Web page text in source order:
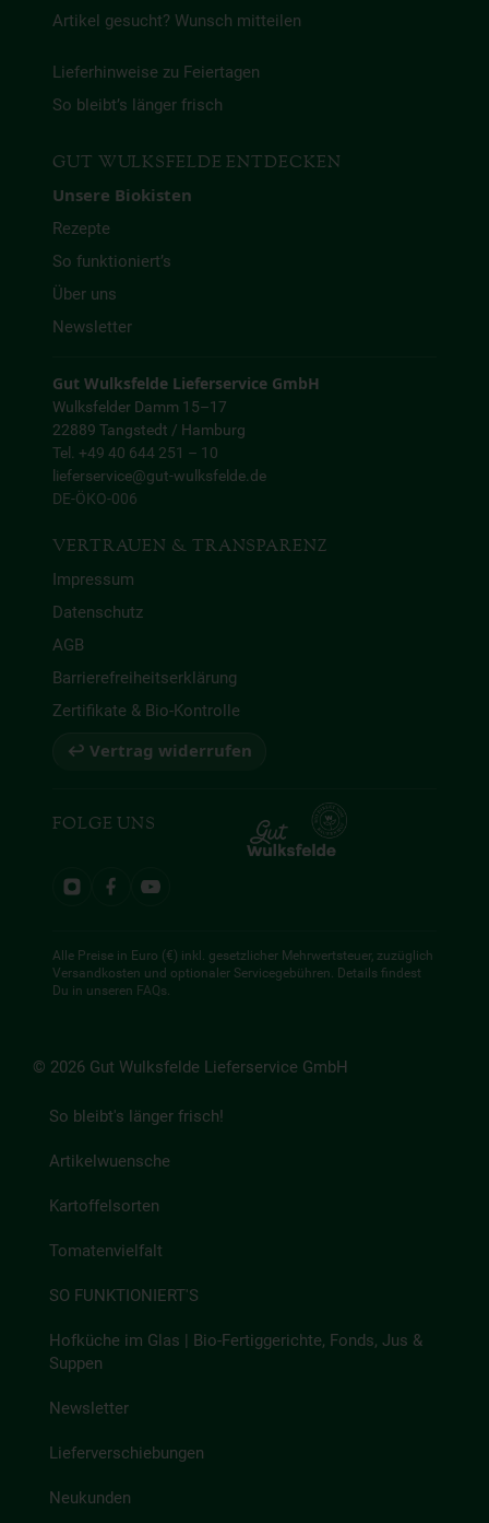
Artikel gesucht? Wunsch mitteilen
Lieferhinweise zu Feiertagen
So bleibt’s länger frisch
GUT WULKSFELDE ENTDECKEN
Unsere Biokisten
Rezepte
So funktioniert’s
Über uns
Newsletter
Gut Wulksfelde Lieferservice GmbH
Wulksfelder Damm 15–17
22889 Tangstedt / Hamburg
Tel. +49 40 644 251 – 10
lieferservice@gut-wulksfelde.de
DE-ÖKO-006
VERTRAUEN & TRANSPARENZ
Impressum
Datenschutz
AGB
Barrierefreiheitserklärung
Zertifikate & Bio-Kontrolle
↩ Vertrag widerrufen
FOLGE UNS
Alle Preise in Euro (€) inkl. gesetzlicher Mehrwertsteuer, zuzüglich
Versandkosten und optionaler Servicegebühren. Details findest
Du in unseren FAQs.
© 2026 Gut Wulksfelde Lieferservice GmbH
So bleibt's länger frisch!
Artikelwuensche
Kartoffelsorten
Tomatenvielfalt
SO FUNKTIONIERT'S
Hofküche im Glas | Bio-Fertiggerichte, Fonds, Jus &
Suppen
Newsletter
Lieferverschiebungen
Neukunden